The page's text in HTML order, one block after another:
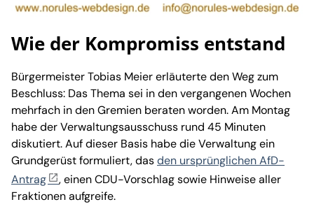
Wie der Kompromiss entstand
Bürgermeister Tobias Meier erläuterte den Weg zum
Beschluss: Das Thema sei in den vergangenen Wochen
mehrfach in den Gremien beraten worden. Am Montag
habe der Verwaltungsausschuss rund 45 Minuten
diskutiert. Auf dieser Basis habe die Verwaltung ein
Grundgerüst formuliert, dasden ursprünglichen AfD-
Antrag
, einen CDU-Vorschlag sowie Hinweise aller
Fraktionen aufgreife.